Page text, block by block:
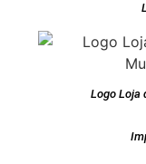
Logo Loja